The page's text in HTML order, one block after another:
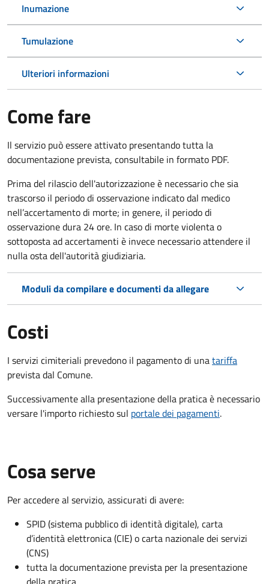
Inumazione
Tumulazione
Ulteriori informazioni
Come fare
Il servizio può essere attivato presentando tutta la
documentazione prevista, consultabile in formato PDF.
Prima del rilascio dell'autorizzazione è necessario che sia
trascorso il periodo di osservazione indicato dal medico
nell’accertamento di morte; in genere, il periodo di
osservazione dura 24 ore. In caso di morte violenta o
sottoposta ad accertamenti è invece necessario attendere il
nulla osta dell'autorità giudiziaria.
Moduli da compilare e documenti da allegare
Costi
I servizi cimiteriali prevedono il pagamento di unatariffa
prevista dal Comune.
Successivamente alla presentazione della pratica è necessario
versare l'importo richiesto sul portale dei pagamenti.
Cosa serve
Per accedere al servizio, assicurati di avere:
SPID (sistema pubblico di identità digitale), carta
d’identità elettronica (CIE) o carta nazionale dei servizi
(CNS)
tutta la documentazione prevista per la presentazione